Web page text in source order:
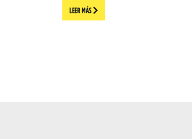
LEER MÁS